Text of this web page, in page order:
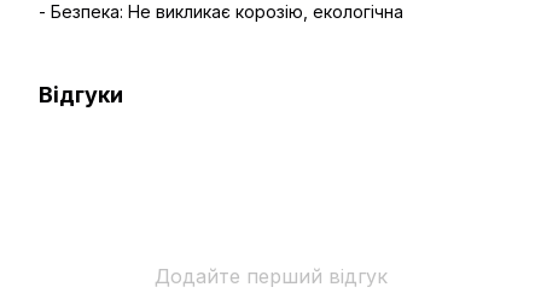
- Безпека: Не викликає корозію, екологічна
Відгуки
Додайте перший відгук